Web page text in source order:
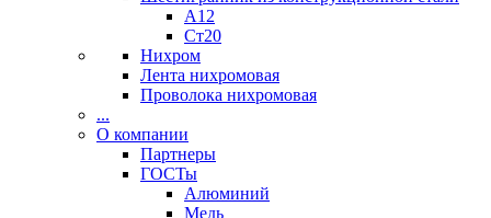
А12
Ст20
Нихром
Лента нихромовая
Проволока нихромовая
...
О компании
Партнеры
ГОСТы
Алюминий
Медь